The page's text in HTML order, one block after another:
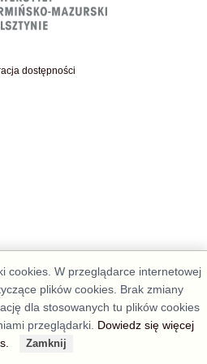
dostępności
cookies. W przeglądarce internetowej
plików cookies. Brak zmiany
dla stosowanych tu plików cookies
przeglądarki. Dowiedz się więcej